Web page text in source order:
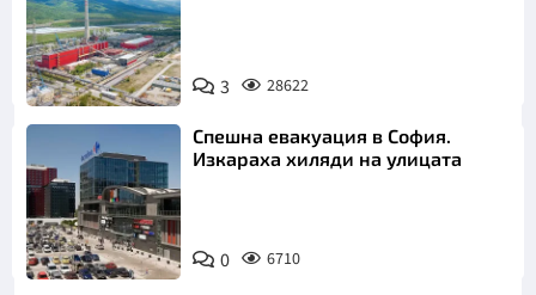
3 28622
Спешна евакуация в София.
Изкараха хиляди на улицата
0 6710